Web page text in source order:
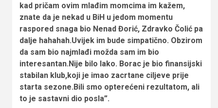
kad pričam ovim mlađim momcima im kažem,
znate da je nekad u BiH u jedom momentu
raspored snaga bio Nenad Đorić, Zdravko Čolić pa
dalje hahahah.Uvijek im bude simpatično. Obzirom
da sam bio najmlađi možda sam im bio
interesantan.Nije bilo lako. Borac je bio finansijski
stabilan klub,koji je imao zacrtane ciljeve prije
starta sezone.Bili smo opterećeni rezultatom, ali
to je sastavni dio posla”.